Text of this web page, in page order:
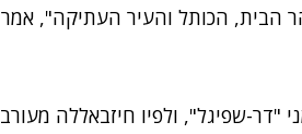
הבית, הכותל והעיר העתיקה", אמר
"דר-שפיגל", ולפיו חיזבאללה מעורב